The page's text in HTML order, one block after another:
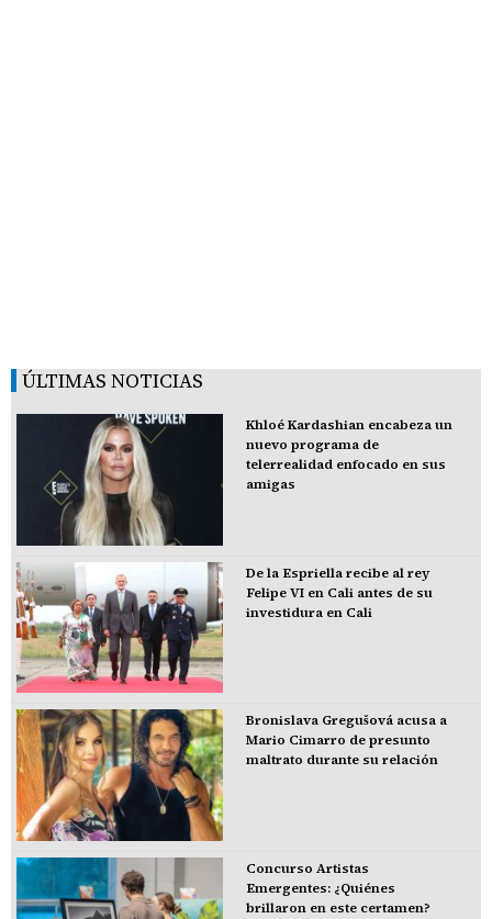
ÚLTIMAS NOTICIAS
Khloé Kardashian encabeza un
nuevo programa de
telerrealidad enfocado en sus
amigas
De la Espriella recibe al rey
Felipe VI en Cali antes de su
investidura en Cali
Bronislava Gregušová acusa a
Mario Cimarro de presunto
maltrato durante su relación
Concurso Artistas
Emergentes: ¿Quiénes
brillaron en este certamen?